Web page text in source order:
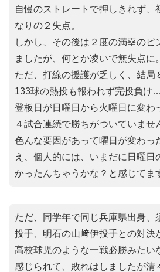
自慢のストレートで押しきれず、
なりの２失点。
しかし、その後は２度の満塁のピ
ましたが、何とか凌いで無失点に。
ただ、打線の援護が乏しく、結局
133球の熱投も報われず完投負け…
登板日が日曜日から火曜日に変わ
４試合連続で勝ちがついていませ
色んな要因があって曜日が変わっ
え、個人的には、いまだに日曜日
かったんちゃうかな？と感じてま
ただ、同学年で同じ兵庫県出身、
投手、明石の山﨑伊投手との対決
高校球児のような一戦必勝みたい
感じられて、敗れはしましたが清